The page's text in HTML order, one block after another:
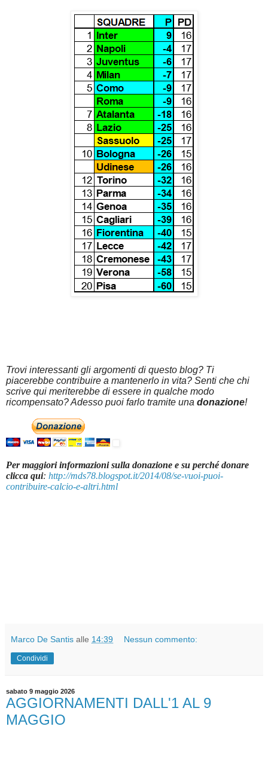
Trovi interessanti gli argomenti di questo blog? Ti
piacerebbe contribuire a mantenerlo in vita? Senti che chi
scrive qui meriterebbe di essere in qualche modo
ricompensato? Adesso puoi farlo tramite una donazione!
Per maggiori informazioni sulla donazione e su perché donare
clicca qui: http://mds78.blogspot.it/2014/08/se-vuoi-puoi-
contribuire-calcio-e-altri.html
Marco De Santis alle 14:39 Nessun commento:
Condividi
sabato 9 maggio 2026
AGGIORNAMENTI DALL'1 AL 9
MAGGIO